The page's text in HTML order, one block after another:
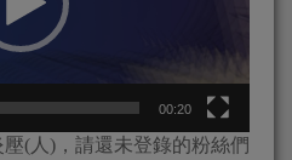
00:20
(人)，請還未登錄的粉絲們